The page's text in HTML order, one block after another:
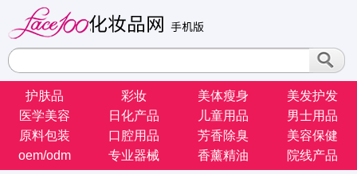
护肤品 彩妆 美体瘦身
美发护发
医学美容
日化产品 儿童用品
男士用品
原料包装
口腔用品 芳香除臭
美容保健
oem/odm
专业器械 香薰精油 院线产品